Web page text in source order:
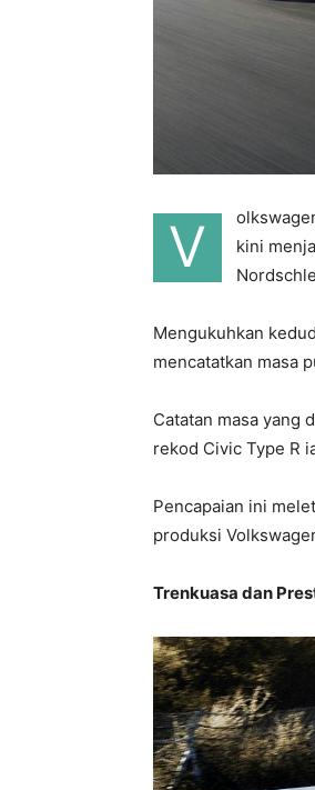
V
kini
Mengukuhkan
mencatatkan masa
Catatan masa yang
rekod Civic Type R
Pencapaian ini
produksi
Trenkuasa dan